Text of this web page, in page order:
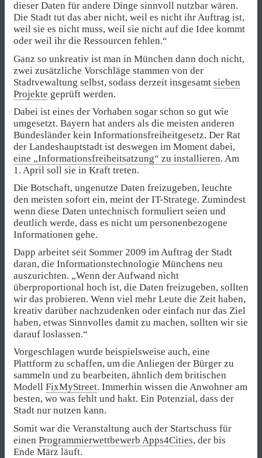
dieser Daten für andere Dinge sinnvoll nutzbar wären.
Die Stadt tut das aber nicht, weil es nicht ihr Auftrag ist,
weil sie es nicht muss, weil sie nicht auf die Idee kommt
oder weil ihr die Ressourcen fehlen.“
Ganz so unkreativ ist man in München dann doch nicht,
zwei zusätzliche Vorschläge stammen von der
Stadtvewaltung selbst, sodass derzeit insgesamt sieben
Projekte geprüft werden.
Dabei ist eines der Vorhaben sogar schon so gut wie
umgesetzt. Bayern hat anders als die meisten anderen
Bundesländer kein Informationsfreiheitgesetz. Der Rat
der Landeshauptstadt ist deswegen im Moment dabei,
eine „Informationsfreiheitsatzung“ zu installieren. Am
1. April soll sie in Kraft treten.
Die Botschaft, ungenutze Daten freizugeben, leuchte
den meisten sofort ein, meint der IT-Stratege. Zumindest
wenn diese Daten untechnisch formuliert seien und
deutlich werde, dass es nicht um personenbezogene
Informationen gehe.
Dapp arbeitet seit Sommer 2009 im Auftrag der Stadt
daran, die Informationstechnologie Münchens neu
auszurichten. „Wenn der Aufwand nicht
überproportional hoch ist, die Daten freizugeben, sollten
wir das probieren. Wenn viel mehr Leute die Zeit haben,
kreativ darüber nachzudenken oder einfach nur das Ziel
haben, etwas Sinnvolles damit zu machen, sollten wir sie
darauf loslassen.“
Vorgeschlagen wurde beispielsweise auch, eine
Plattform zu schaffen, um die Anliegen der Bürger zu
sammeln und zu bearbeiten, ähnlich dem britischen
Modell FixMyStreet. Immerhin wissen die Anwohner am
besten, wo was fehlt und hakt. Ein Potenzial, dass der
Stadt nur nutzen kann.
Somit war die Veranstaltung auch der Startschuss für
einen Programmierwettbewerb Apps4Cities, der bis
Ende März läuft.